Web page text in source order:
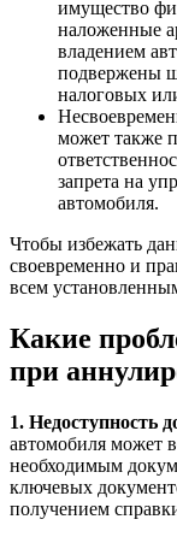
имущество
наложенные
владением
подвержены
налоговых
может также
запрета на
автомобиля.
Чтобы избежать
своевременно и
всем
Какие
при
1. Недоступность
автомобиля может
необходимым
ключевых
получением